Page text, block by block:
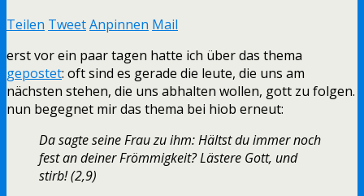
Teilen TweetAnpinnen Mail
erst vor ein paar tagen hatte ich über das thema
gepostet: oft sind es gerade die leute, die uns am
nächsten stehen, die uns abhalten wollen, gott zu folgen.
nun begegnet mir das thema bei hiob erneut:
Da sagte seine Frau zu ihm: Hältst du immer noch
fest an deiner Frömmigkeit? Lästere Gott, und
stirb! (2,9)